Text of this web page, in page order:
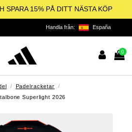
SPARA 15% PÅ DITT NÄSTA KÖP
Handla från: España
0
Padelracketar
Superlight 2026